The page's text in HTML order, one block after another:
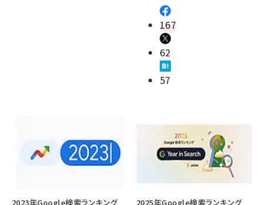
167
62
57
2023年Google検索ランキング
2025年Google検索ランキング